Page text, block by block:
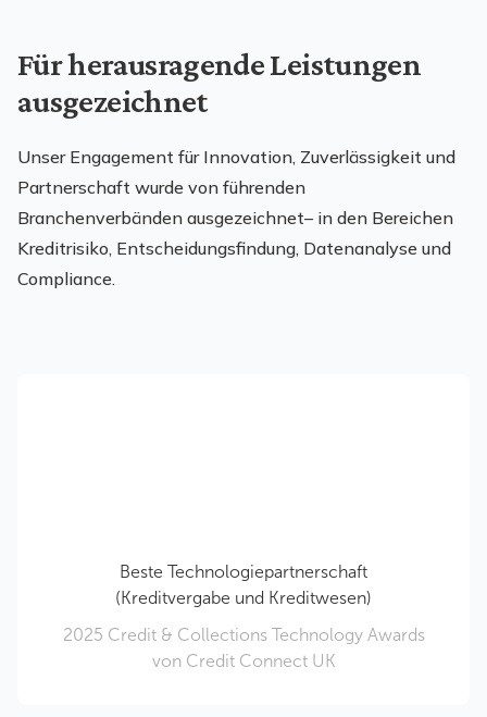
Für herausragende Leistungen
ausgezeichnet
Unser Engagement für Innovation, Zuverlässigkeit und
Partnerschaft wurde von führenden
Branchenverbänden ausgezeichnet– in den Bereichen
Kreditrisiko, Entscheidungsfindung, Datenanalyse und
Compliance.
Beste Technologiepartnerschaft
(Kreditvergabe und Kreditwesen)
2025 Credit & Collections Technology Awards
von Credit Connect UK